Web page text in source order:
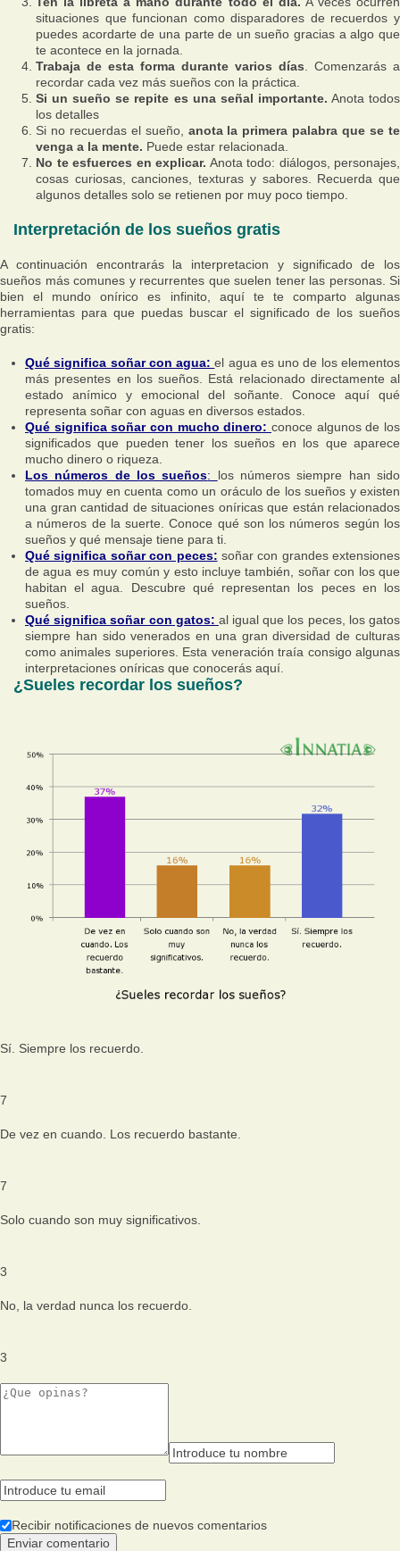
situaciones que funcionan como disparadores de recuerdos y
puedes acordarte de una parte de un sueño gracias a algo que
te acontece en la jornada.
Trabaja de esta forma durante varios días . Comenzarás a
recordar cada vez más sueños con la práctica.
Si un sueño se repite es una señal importante. Anota todos
los detalles
Si no recuerdas el sueño, anota la primera palabra que se te
venga a la mente. Puede estar relacionada.
No te esfuerces en explicar. Anota todo: diálogos, personajes,
cosas curiosas, canciones, texturas y sabores. Recuerda que
algunos detalles solo se retienen por muy poco tiempo.
Interpretación de los sueños gratis
A continuación encontrarás la interpretacion y significado de los
sueños más comunes y recurrentes que suelen tener las personas. Si
bien el mundo onírico es infinito, aquí te te comparto algunas
herramientas para que puedas buscar el significado de los sueños
gratis:
Qué significa soñar con agua:el agua es uno de los elementos
más presentes en los sueños. Está relacionado directamente al
estado anímico y emocional del soñante. Conoce aquí qué
representa soñar con aguas en diversos estados.
Qué significa soñar con mucho dinero: conoce algunos de los
significados que pueden tener los sueños en los que aparece
mucho dinero o riqueza.
Los números de los sueños: los números siempre han sido
tomados muy en cuenta como un oráculo de los sueños y existen
una gran cantidad de situaciones oníricas que están relacionados
a números de la suerte. Conoce qué son los números según los
sueños y qué mensaje tiene para ti.
Qué significa soñar con peces: soñar con grandes extensiones
de agua es muy común y esto incluye también, soñar con los que
habitan el agua. Descubre qué representan los peces en los
sueños.
Qué significa soñar con gatos: al igual que los peces, los gatos
siempre han sido venerados en una gran diversidad de culturas
como animales superiores. Esta veneración traía consigo algunas
interpretaciones oníricas que conocerás aquí.
¿Sueles recordar los sueños?
Sí. Siempre los recuerdo.
7
De vez en cuando. Los recuerdo bastante.
7
Solo cuando son muy significativos.
3
No, la verdad nunca los recuerdo.
3
Recibir notificaciones de nuevos comentarios